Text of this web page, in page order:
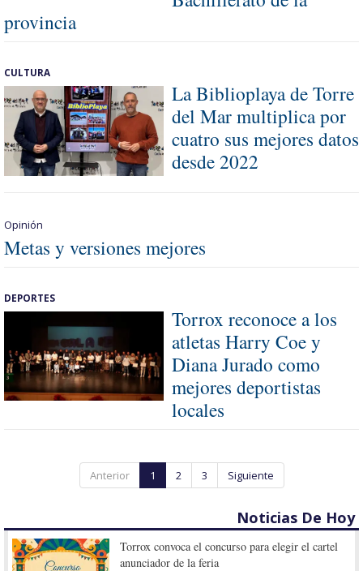
provincia
CULTURA
La Biblioplaya de Torre
del Mar multiplica por
cuatro sus mejores datos
desde 2022
Opinión
Metas y versiones mejores
DEPORTES
Torrox reconoce a los
atletas Harry Coe y
Diana Jurado como
mejores deportistas
locales
Anterior 1 2 3 Siguiente
Noticias De Hoy
Torrox convoca el concurso para elegir el cartel
anunciador de la feria